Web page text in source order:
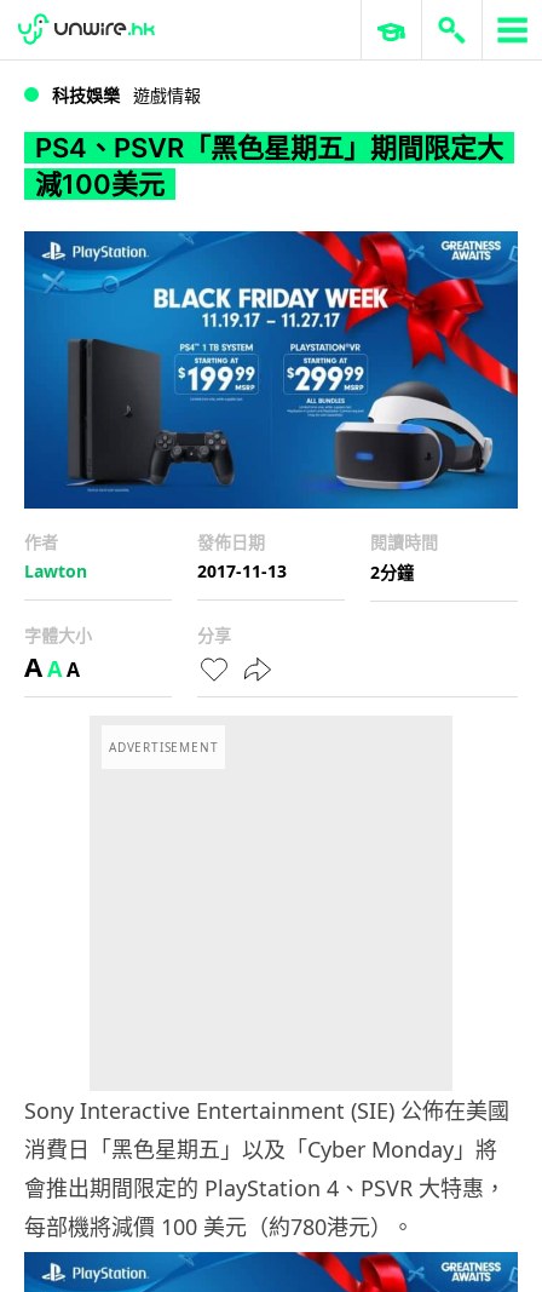
WWDC 2026 ERP 與商業 AI
科技娛樂 遊戲情報
PS4、PSVR「黑色星期五」期間限定大
減100美元
作者
Lawton
發佈日期
2017-11-13
閱讀時間
2分鐘
字體大小
AAA
分享
ADVERTISEMENT
Sony Interactive Entertainment (SIE) 公佈在美國
消費日「黑色星期五」以及「Cyber Monday」將
會推出期間限定的 PlayStation 4、PSVR 大特惠，
每部機將減價 100 美元（約780港元）。